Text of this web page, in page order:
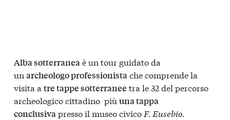
Alba sotterraneaè un tour guidato da
un archeologo professionistache comprende la
visita a tre tappe sotterranee tra le 32 del percorso
archeologico cittadino più una tappa
conclusivapresso il museo civico F. Eusebio.